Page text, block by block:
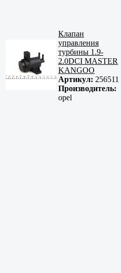
Клапан
управления
турбины 1.9-
2.0DCI MASTER
KANGOO
Артикул: 256511
Производитель:
opel